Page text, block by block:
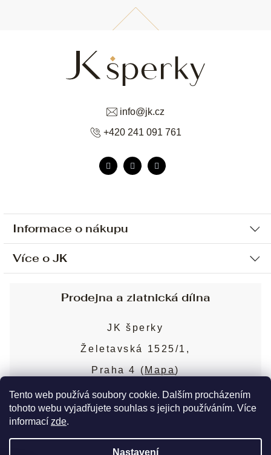
Tento web používá soubory cookie. Dalším procházením
tohoto webu vyjadřujete souhlas s jejich používáním. Více
informací zde.
Nastavení
Informace o nákupu
Ochrana osobních údajů
Sjednání osobní schůzky
Obchodní podmínky
Puncovní značky
Více o JK
Blog
Nejčastější dotazy
info@jk.cz
+420 241 091 761
Prodejna a zlatnická dílna
JK šperky
Želetavská 1525/1,
Praha 4 (Mapa)
Více o prodejně
Copyright 2026JK šperky. Všechna práva